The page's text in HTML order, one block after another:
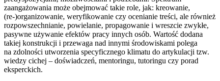
zaangażowania może obejmować takie role, jak: kreowanie,
(re-)organizowanie, weryfikowanie czy ocenianie treści, ale również
rozpowszechnianie, powielanie, propagowanie i wreszcie zwykłe,
pasywne używanie efektów pracy innych osób. Wartość dodana
takiej konstrukcji i przewaga nad innymi środowiskami polega
na zdolności utworzenia specyficznego klimatu do artykulacji tzw.
wiedzy cichej – doświadczeń, mentoringu, tutoringu czy porad
eksperckich.